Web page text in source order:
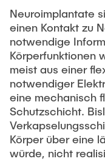
Hamburg
Hodeplio
MiMoSe II
Publikationsliste
Strukturierungs-
Aufbau- und
Reinraum
Analytik
MITARBEITENDE
AKTUELLES
Neuroimplantate
einen Kontakt zu
notwendige
Körperfunktionen
meist aus einer
notwendiger
eine mechanisch
Schutzschicht.
Körper über eine
würde, nicht